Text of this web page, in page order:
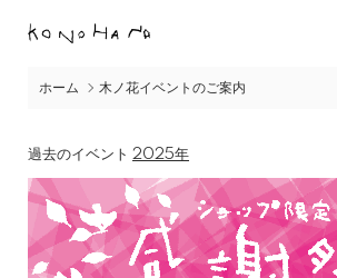
ホーム 木ノ花イベントのご案内
過去のイベント 2025年